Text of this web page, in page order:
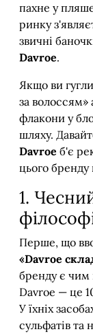
пахне у
ринку
звичні
Davroe.
Якщо ви
за волоссям»
флакони у
шляху.
Davroe б'є
цього бренду
1.
Перше, що
«Davroe
бренду є чим
Davroe — це
У їхніх
сульфатів та